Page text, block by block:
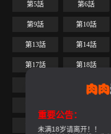
第5話 第6話
第9話 第10話
第13話 第14話
第17話 第18話
第22話
第29話 第30話
重要公告：
未满18岁请离开！！